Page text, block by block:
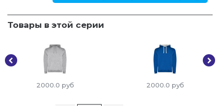
Товары в этой серии
2000.0 руб 2000.0 руб